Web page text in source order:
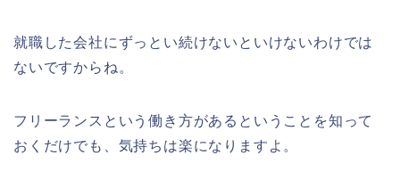
就職した会社にずっとい続けないといけないわけでは
ないですからね。
フリーランスという働き方があるということを知って
おくだけでも、気持ちは楽になりますよ。